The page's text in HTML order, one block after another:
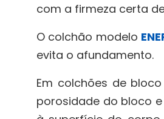
com a firmeza certa
O colchão modelo
evita o afundamento.
Em colchões de
porosidade do bloco